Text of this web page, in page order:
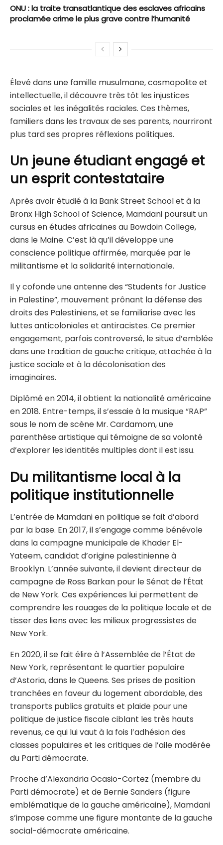
ONU : la traite transatlantique des esclaves africains
proclamée crime le plus grave contre l’humanité
Élevé dans une famille musulmane, cosmopolite et
intellectuelle, il découvre très tôt les injustices
sociales et les inégalités raciales. Ces thèmes,
familiers dans les travaux de ses parents, nourriront
plus tard ses propres réflexions politiques.
Un jeune étudiant engagé et
un esprit contestataire
Après avoir étudié à la Bank Street School et à la
Bronx High School of Science, Mamdani poursuit un
cursus en études africaines au Bowdoin College,
dans le Maine. C’est là qu’il développe une
conscience politique affirmée, marquée par le
militantisme et la solidarité internationale.
Il y cofonde une antenne des “Students for Justice
in Palestine”, mouvement prônant la défense des
droits des Palestiniens, et se familiarise avec les
luttes anticoloniales et antiracistes. Ce premier
engagement, parfois controversé, le situe d’emblée
dans une tradition de gauche critique, attachée à la
justice sociale et à la décolonisation des
imaginaires.
Diplômé en 2014, il obtient la nationalité américaine
en 2018. Entre-temps, il s’essaie à la musique “RAP”
sous le nom de scène Mr. Cardamom, une
parenthèse artistique qui témoigne de sa volonté
d’explorer les identités multiples dont il est issu.
Du militantisme local à la
politique institutionnelle
L’entrée de Mamdani en politique se fait d’abord
par la base. En 2017, il s’engage comme bénévole
dans la campagne municipale de Khader El-
Yateem, candidat d’origine palestinienne à
Brooklyn. L’année suivante, il devient directeur de
campagne de Ross Barkan pour le Sénat de l’État
de New York. Ces expériences lui permettent de
comprendre les rouages de la politique locale et de
tisser des liens avec les milieux progressistes de
New York.
En 2020, il se fait élire à l’Assemblée de l’État de
New York, représentant le quartier populaire
d’Astoria, dans le Queens. Ses prises de position
tranchées en faveur du logement abordable, des
transports publics gratuits et plaide pour une
politique de justice fiscale ciblant les très hauts
revenus, ce qui lui vaut à la fois l’adhésion des
classes populaires et les critiques de l’aile modérée
du Parti démocrate.
Proche d’Alexandria Ocasio-Cortez (membre du
Parti démocrate) et de Bernie Sanders (figure
emblématique de la gauche américaine), Mamdani
s’impose comme une figure montante de la gauche
social-démocrate américaine.